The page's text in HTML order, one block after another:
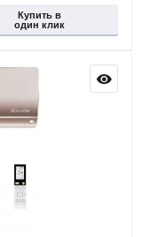
Купить в
один клик